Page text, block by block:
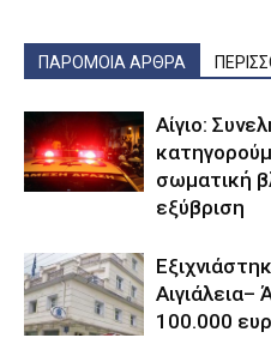
ΠΑΡΟΜΟΙΑ ΑΡΘΡΑ
Αίγιο:
σωματική
εξύβριση
100.000